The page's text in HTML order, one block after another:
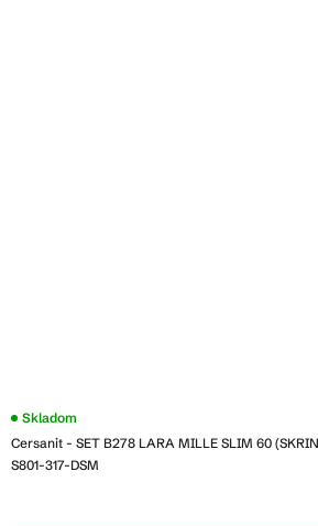
Cersanit - SET B278 LARA MILLE SLIM 60
S801-317-DSM
Skladom